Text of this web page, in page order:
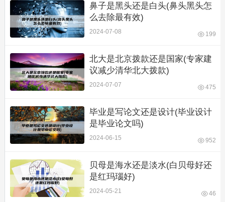
鼻子是黑头还是白头(鼻头黑头怎
么去除最有效)
2024-07-08 199
北大是北京拨款还是国家(专家建
议减少清华北大拨款)
2024-07-07 475
毕业是写论文还是设计(毕业设计
是毕业论文吗)
2024-06-15 952
贝母是海水还是淡水(白贝母好还
是红玛瑙好)
2024-05-21 46